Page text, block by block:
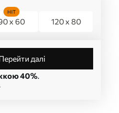
x 60
HIT
120 x 80
далі
40%.